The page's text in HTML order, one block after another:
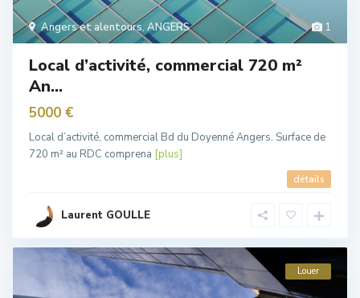
1
Angers et alentours, ANGERS
Local d’activité, commercial 720 m²
An...
5000 €
Local d’activité, commercial Bd du Doyenné Angers. Surface de
720 m² au RDC comprena [plus]
détails
Laurent GOULLE
Louer